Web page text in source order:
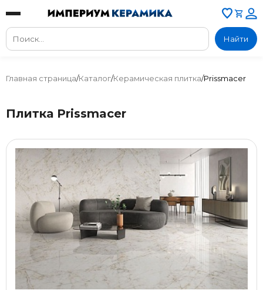
Найти
Главная страница/Каталог/Керамическая плитка/Prissmacer
Плитка Prissmacer